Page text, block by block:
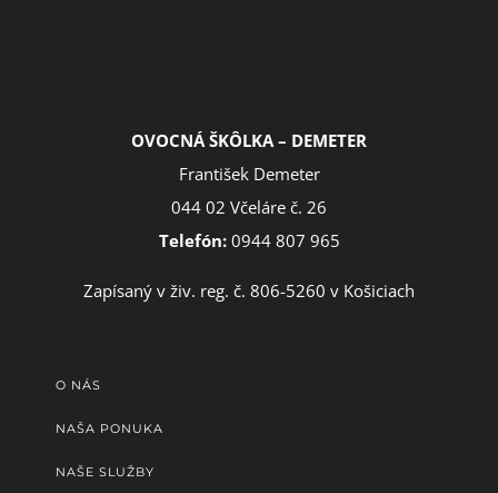
OVOCNÁ ŠKÔLKA – DEMETER
František Demeter
044 02 Včeláre č. 26
Telefón:0944 807 965
Zapísaný v živ. reg. č. 806-5260 v Košiciach
O NÁS
NAŠA PONUKA
NAŠE SLUŽBY